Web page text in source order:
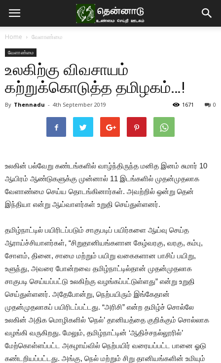
Home வேளாண்மை
வேளாண்மை
உலகிற்கு விவசாயம்
கற்றுக்கொடுத்த தமிழகம்…!
By Thennadu - 4th September 2019 0
1671
உலகின் பல்வேறு கண்டங்களில் வாழ்ந்திருந்த மனித இனம் சுமார் 10
ஆயிரம் ஆண்டுகளுக்கு முன்னால் 11 இடங்களில் முதன்முதலாக
வேளாண்மை செய்ய தொடங்கினார்கள். அவற்றில் ஒன்று தென்
இந்தியா என்று ஆய்வாளர்கள் உறுதி செய்துள்ளனர்.
தமிழ்நாட்டில் பயிரிடப்படும் சாகுபடிப் பயிர்களை ஆய்வு செய்த
ஆராய்ச்சியாளர்கள், “சிறுதானியங்களான கேழ்வரகு, வரகு, கம்பு,
சோளம், தினை, சாமை மற்றும் பயிறு வகைகளான பாசிப் பயிறு,
உளுந்து, அவரை போன்றவை தமிழ்நாட்டில்தான் முதன்முதலாக
சாகுபடி செய்யப்பட்டு உலகிற்கு வழங்கப்பட்டுள்ளது” என்று உறுதி
செய்துள்ளனர். அதேபோன்று, நெற்பயிரும் இங்கேதான்
முதன்முதலாகப் பயிரிடப்பட்டது. “அரிசி” என்ற தமிழ்ச் சொல்லே
உலகின் அதிக மொழிகளில் ‘நெல்’ தானியத்தை குறிக்கும் சொல்லாக
வழங்கி வருகிறது. மேலும், தமிழ்நாட்டின் ‘ஆதிச்சநல்லூரில்’
மேற்கொள்ளப்பட்ட அகழாய்வில் நெற்பயிர் வரையப்பட்ட பானை ஓடு
கண்டறியப்பட்டது. அங்கு, நெல் மற்றும் சிறு தானியங்களின் உமியும்